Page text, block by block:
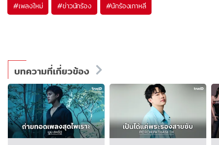
#เพลงใหม่ #ข่าวนักร้อง #นักร้องเกาหลี
บทความที่เกี่ยวข้อง